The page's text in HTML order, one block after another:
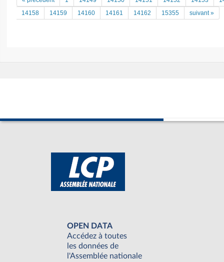
14158
14159 14160 14161 14162 15355 suivant »
OPEN DATA
Accédez à toutes
les données de
l'Assemblée nationale